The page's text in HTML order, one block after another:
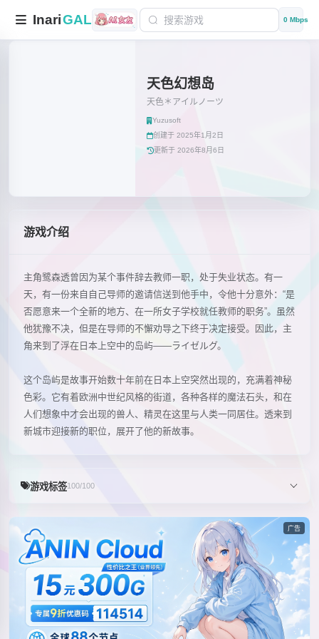
InariGAL 0 Mbps
天色幻想岛
天色＊アイルノーツ
Yuzusoft
创建于 2025年1月2日
更新于 2026年8月6日
游戏介绍
主角鹭森透曾因为某个事件辞去教师一职，处于失业状态。有一
天，有一份来自自己导师的邀请信送到他手中，令他十分意外：“是
否愿意来一个全新的地方、在一所女子学校就任教师的职务”。虽然
他犹豫不决，但是在导师的不懈劝导之下终于决定接受。因此，主
角来到了浮在日本上空中的岛屿——ライゼルグ。
这个岛屿是故事开始数十年前在日本上空突然出现的，充满着神秘
色彩。它有着欧洲中世纪风格的街道，各种各样的魔法石头，和在
人们想象中才会出现的兽人、精灵在这里与人类一同居住。透来到
新城市迎接新的职位，展开了他的新故事。
游戏标签100/100
广告